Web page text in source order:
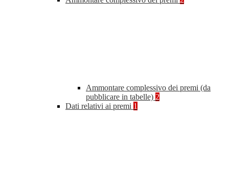
Ammontare complessivo dei premi (da
pubblicare in tabelle) 2
Dati relativi ai premi 1